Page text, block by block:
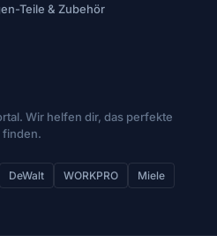
Teile & Zubehör
Wir helfen dir, das perfekte
finden.
DeWalt WORKPRO
Miele